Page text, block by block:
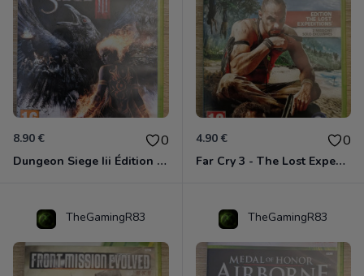
8.90 € 0
Dungeon Siege Iii Édition Limitée - Vf Intégrale Xbox 360
4.90 € 0
Far Cry 3 - The Lost Expeditions - Edition Spéciale Xbox 360
TheGamingR83 TheGamingR83